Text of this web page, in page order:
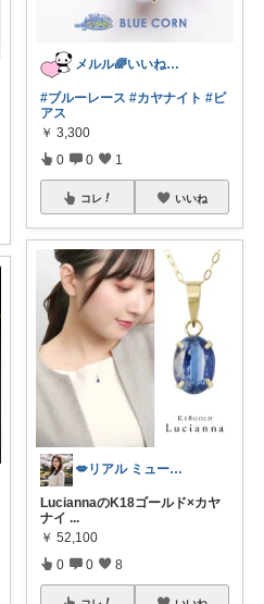
メルル🌈いいね＆購入感謝デス🧡
#ブルーレース #カヤナイト #ピ
アス
￥ 3,300
0 0 1
コレ いいね
💋リアル ミューズ💋
LuciannaのK18ゴールド×カヤ
ナイ ...
￥ 52,100
0 0 8